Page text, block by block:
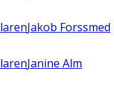
Jakob Forssmed
Janine Alm